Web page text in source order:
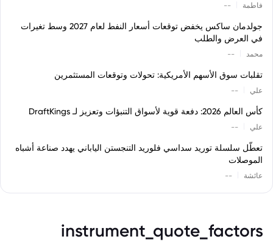
فاطمة --
جولدمان ساكس يخفض توقعات أسعار النفط لعام 2027 وسط تغيرات
في العرض والطلب
محمد --
تقلبات سوق الأسهم الأمريكية: تحولات وتوقعات المستثمرين
علي --
كأس العالم 2026: دفعة قوية لأسواق التنبؤات وتعزيز لـ DraftKings
علي --
تعطّل سلسلة توريد سداسي فلوريد التنجستن الياباني يهدد صناعة أشباه
الموصلات
عائشة --
instrument_quote_factors